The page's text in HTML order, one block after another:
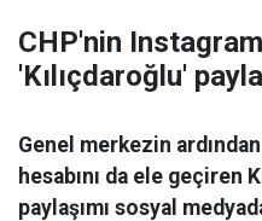
CHP'nin
'Kılıçdaroğlu'
Genel merkezin
hesabını da ele geçiren
paylaşımı sosyal